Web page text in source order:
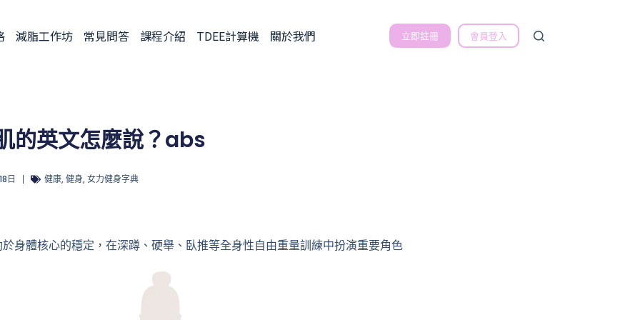
減脂工作坊 常見問答 課程介紹 TDEE計算機 關於我們 立即註冊 會員登入
的英文怎麼說？abs
日 健康,健身,女力健身字典
身體核心的穩定，在深蹲、硬舉、臥推等全身性自由重量訓練中扮演重要角色